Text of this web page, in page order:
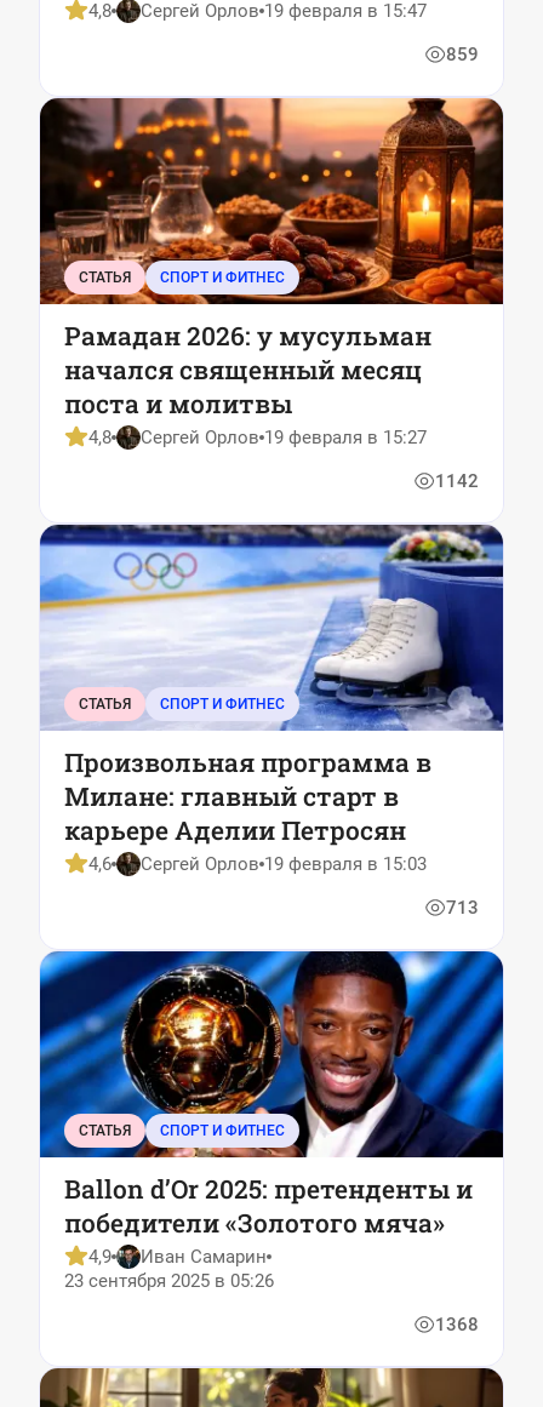
4,8 Сергей Орлов 19 февраля в 15:47
859
СТАТЬЯ СПОРТ И ФИТНЕС
Рамадан 2026: у мусульман
начался священный месяц
поста и молитвы
4,8 Сергей Орлов 19 февраля в 15:27
1142
СТАТЬЯ СПОРТ И ФИТНЕС
Произвольная программа в
Милане: главный старт в
карьере Аделии Петросян
4,6 Сергей Орлов 19 февраля в 15:03
713
СТАТЬЯ СПОРТ И ФИТНЕС
Ballon d’Or 2025: претенденты и
победители «Золотого мяча»
4,9
Иван Самарин
23 сентября 2025 в 05:26
1368